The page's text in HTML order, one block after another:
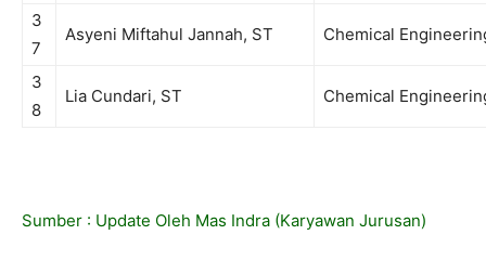
3
7
Asyeni Miftahul Jannah, ST Chemical
3
8
Lia Cundari, ST Chemical
Sumber : Update Oleh Mas Indra (Karyawan Jurusan)